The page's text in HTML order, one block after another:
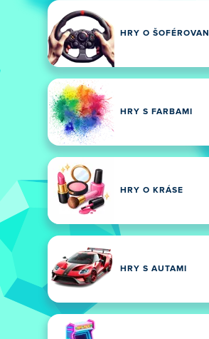
HRY O ŠOFÉROVANÍ
HRY S FARBAMI
HRY O KRÁSE
HRY S AUTAMI